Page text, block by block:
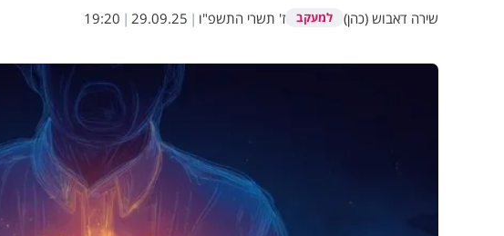
שירה דאבוש (כהן) למעקב ז' תשרי התשפ"ו |
29.09.25
|
19:20